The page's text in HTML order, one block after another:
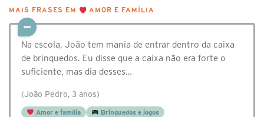
MAIS FRASES EM AMOR E FAMÍLIA
Na escola, João tem mania de entrar dentro da caixa
de brinquedos. Eu disse que a caixa não era forte o
suficiente, mas dia desses…
(João Pedro, 3 anos)
Amor e família Brinquedos e jogos